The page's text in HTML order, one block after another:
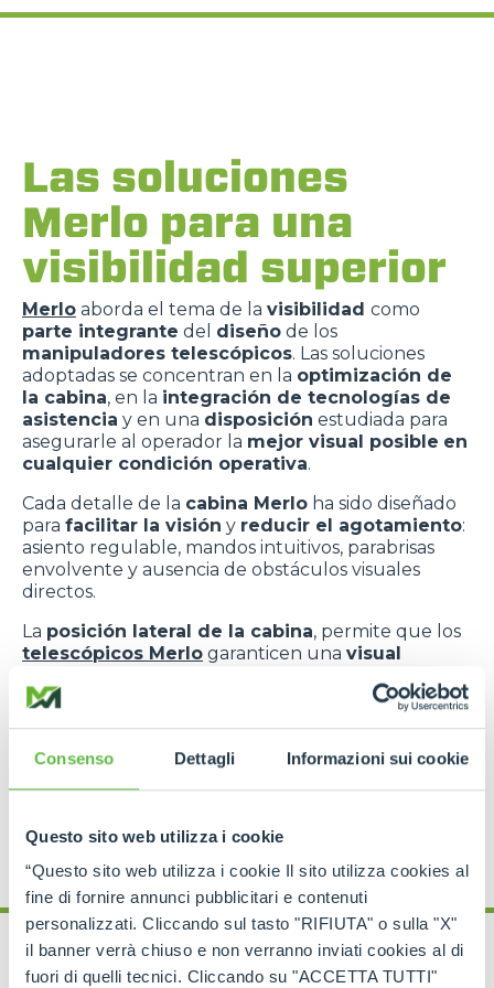
Consenso Dettagli Informazioni sui cookie
Questo sito web utilizza i cookie
“Questo sito web utilizza i cookie Il sito utilizza cookies al
fine di fornire annunci pubblicitari e contenuti
personalizzati. Cliccando sul tasto "RIFIUTA" o sulla "X"
il banner verrà chiuso e non verranno inviati cookies al di
fuori di quelli tecnici. Cliccando su "ACCETTA TUTTI"
Las soluciones
Merlo para una
visibilidad superior
Merlo aborda el tema de la visibilidad como
parte integrante del diseño de los
manipuladores telescópicos. Las soluciones
adoptadas se concentran en la optimización de
la cabina, en la integración de tecnologías de
asistencia y en una disposición estudiada para
asegurarle al operador la mejor visual posible en
cualquier condición operativa.
Cada detalle de la cabina Merlo ha sido diseñado
para facilitar la visión y reducir el agotamiento:
asiento regulable, mandos intuitivos, parabrisas
envolvente y ausencia de obstáculos visuales
directos.
La posición lateral de la cabina, permite que los
telescópicos Merlo garanticen una visual
equilibrio entre
visibilidad.